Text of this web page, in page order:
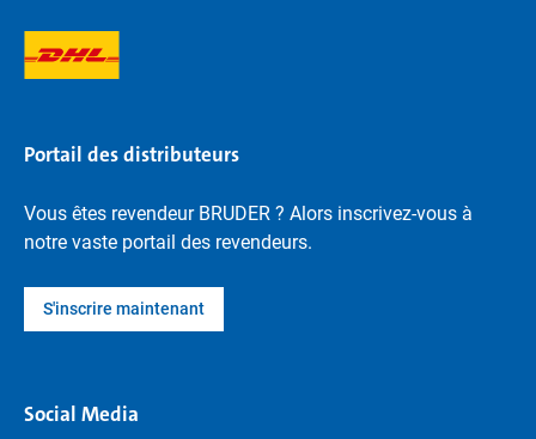
Portail des distributeurs
Vous êtes revendeur BRUDER ? Alors inscrivez-vous à
notre vaste portail des revendeurs.
S'inscrire maintenant
Social Media